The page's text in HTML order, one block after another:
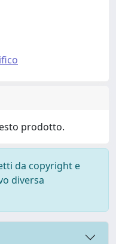
prodotto.
da copyright e
diversa